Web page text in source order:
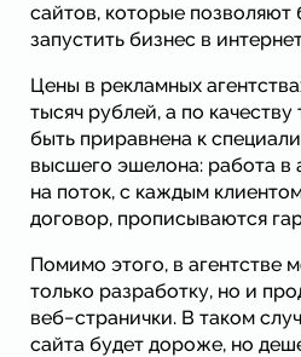
сайтов, которые
запустить бизнес в
Цены в рекламных
тысяч рублей, а по
быть приравнена к
высшего эшелона: работа в
на поток, с каждым
договор, прописываются
Помимо этого, в агентстве
только разработку, но и
веб−странички. В таком
сайта будет дороже, но